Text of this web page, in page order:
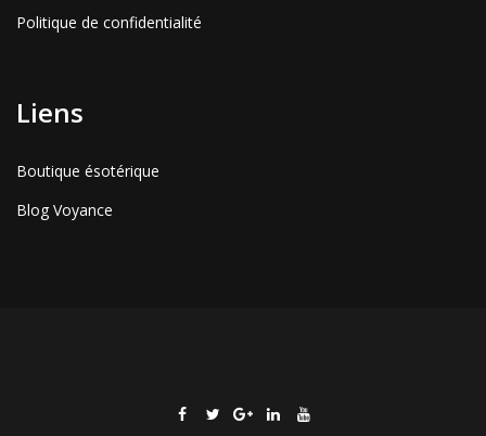
Politique de confidentialité
Liens
Boutique ésotérique
Blog Voyance